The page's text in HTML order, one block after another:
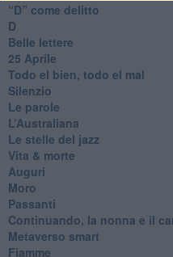
​“D” come delitto
D
Belle lettere
25 Aprile
Todo el bien, todo el mal
Silenzio
Le parole
​L’Australiana
Le stelle del jazz
Vita & morte
Auguri
Moro
Passanti
Continuando, la nonna e il
Metaverso smart
Fiamme